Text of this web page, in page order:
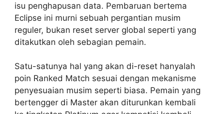
isu penghapusan data. Pembaruan bertema
Eclipse ini murni sebuah pergantian musim
reguler, bukan reset server global seperti yang
ditakutkan oleh sebagian pemain.
Satu-satunya hal yang akan di-reset hanyalah
poin Ranked Match sesuai dengan mekanisme
penyesuaian musim seperti biasa. Pemain yang
bertengger di Master akan diturunkan kembali